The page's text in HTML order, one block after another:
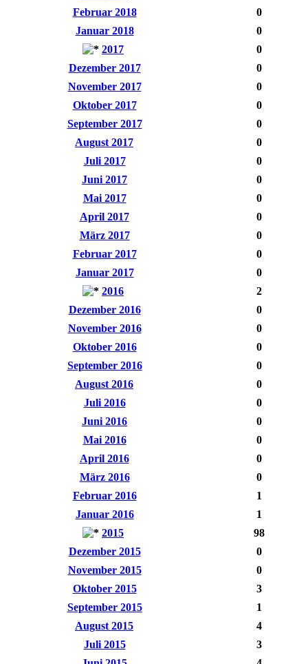
Februar 2018
0
Januar 2018
0
2017
0
Dezember 2017
0
November 2017
0
Oktober 2017
0
September 2017
0
August 2017
0
Juli 2017
0
Juni 2017
0
Mai 2017
0
April 2017
0
März 2017
0
Februar 2017
0
Januar 2017
0
2016
2
Dezember 2016
0
November 2016
0
Oktober 2016
0
September 2016
0
August 2016
0
Juli 2016
0
Juni 2016
0
Mai 2016
0
April 2016
0
März 2016
0
Februar 2016
1
Januar 2016
1
2015
98
Dezember 2015
0
November 2015
0
Oktober 2015
3
September 2015
1
August 2015
4
Juli 2015
3